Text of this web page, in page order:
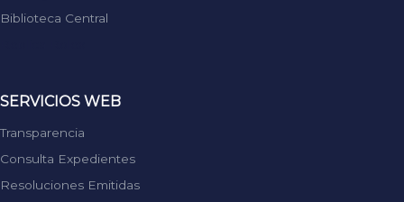
Biblioteca Central
SERVICIOS WEB
Transparencia
Consulta Expedientes
Resoluciones Emitidas